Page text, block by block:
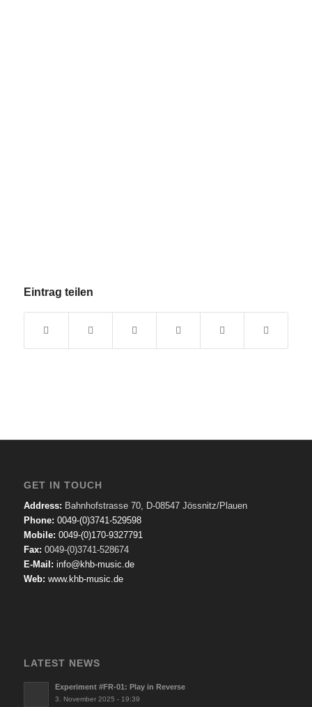
Eintrag teilen
GET IN TOUCH
Address: Bahnhofstrasse 70, D-08547 Jössnitz/Plauen
Phone: 0049-(0)3741-529598
Mobile: 0049-(0)170-9327791
Fax: 0049-(0)3741-528674
E-Mail: info@khb-music.de
Web: www.khb-music.de
LATEST NEWS
Experiment #FR-01: Play in Reverse
3. November 2025 - 19:39